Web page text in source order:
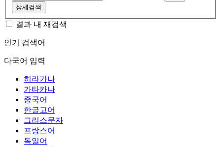
상세검색
결과 내 재검색
인기 검색어
다국어 입력
히라가나
가타카나
중국어
한글고어
그리스문자
프랑스어
독일어